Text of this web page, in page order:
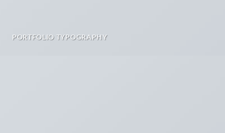
PORTFOLIO TYPOGRAPHY